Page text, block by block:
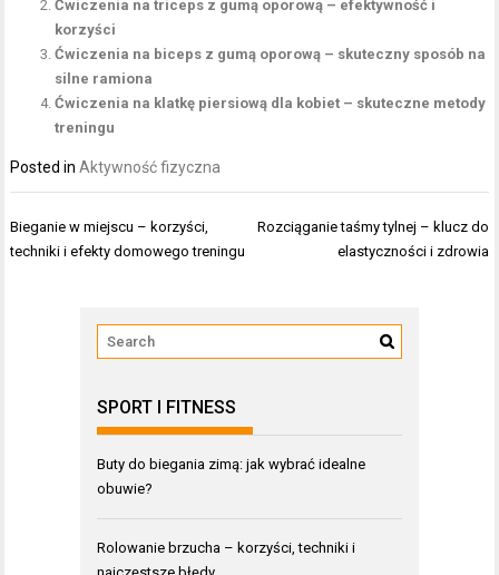
Ćwiczenia na triceps z gumą oporową – efektywność i
korzyści
Ćwiczenia na biceps z gumą oporową – skuteczny sposób na
silne ramiona
Ćwiczenia na klatkę piersiową dla kobiet – skuteczne metody
treningu
Posted inAktywność fizyczna
Nawigacja
wpisu
Bieganie w miejscu – korzyści,
techniki i efekty domowego treningu
Rozciąganie taśmy tylnej – klucz do
elastyczności i zdrowia
SPORT I FITNESS
Buty do biegania zimą: jak wybrać idealne
obuwie?
Rolowanie brzucha – korzyści, techniki i